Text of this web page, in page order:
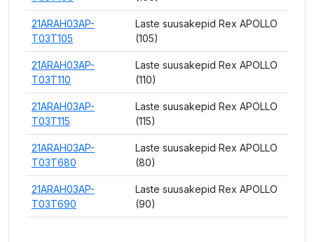
21ARAH03AP-
T03T105
Laste suusakepid Rex APOLLO
(105)
21ARAH03AP-
T03T110
Laste suusakepid Rex APOLLO
(110)
21ARAH03AP-
T03T115
Laste suusakepid Rex APOLLO
(115)
21ARAH03AP-
T03T680
Laste suusakepid Rex APOLLO
(80)
21ARAH03AP-
T03T690
Laste suusakepid Rex APOLLO
(90)